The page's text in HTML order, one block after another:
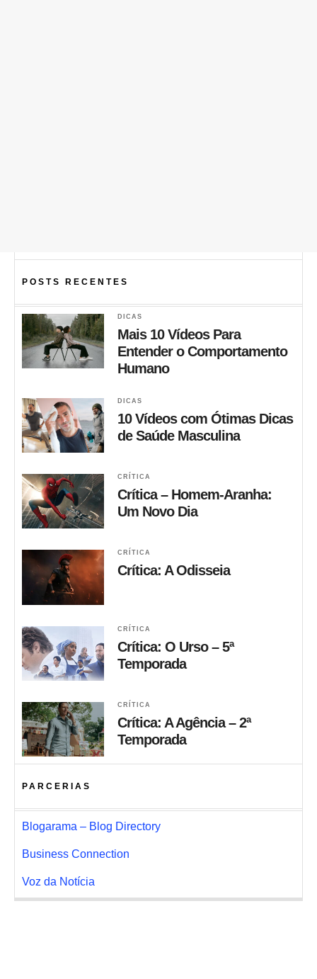
POSTS RECENTES
DICAS
Mais 10 Vídeos Para
Entender o Comportamento
Humano
DICAS
10 Vídeos com Ótimas Dicas
de Saúde Masculina
CRÍTICA
Crítica – Homem-Aranha:
Um Novo Dia
CRÍTICA
Crítica: A Odisseia
CRÍTICA
Crítica: O Urso – 5ª
Temporada
CRÍTICA
Crítica: A Agência – 2ª
Temporada
PARCERIAS
Blogarama – Blog Directory
Business Connection
Voz da Notícia